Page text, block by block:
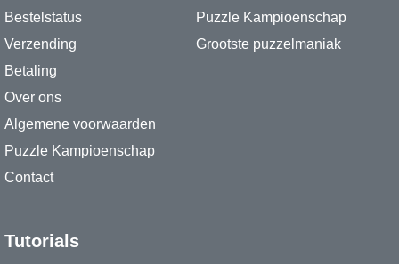
Bestelstatus
Verzending
Betaling
Over ons
Algemene voorwaarden
Puzzle Kampioenschap
Contact
Puzzle Kampioenschap
Grootste puzzelmaniak
Tutorials